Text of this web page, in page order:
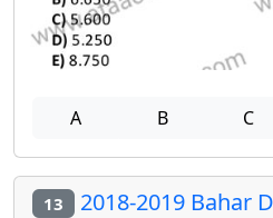
A B C
13 2018-2019 Bahar